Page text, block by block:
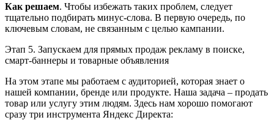
Как решаем. Чтобы избежать таких проблем, следует
тщательно подбирать минус-слова. В первую очередь, по
ключевым словам, не связанным с целью кампании.
Этап 5. Запускаем для прямых продаж рекламу в поиске,
смарт-баннеры и товарные объявления
На этом этапе мы работаем с аудиторией, которая знает о
нашей компании, бренде или продукте. Наша задача – продать
товар или услугу этим людям. Здесь нам хорошо помогают
сразу три инструмента Яндекс Директа: